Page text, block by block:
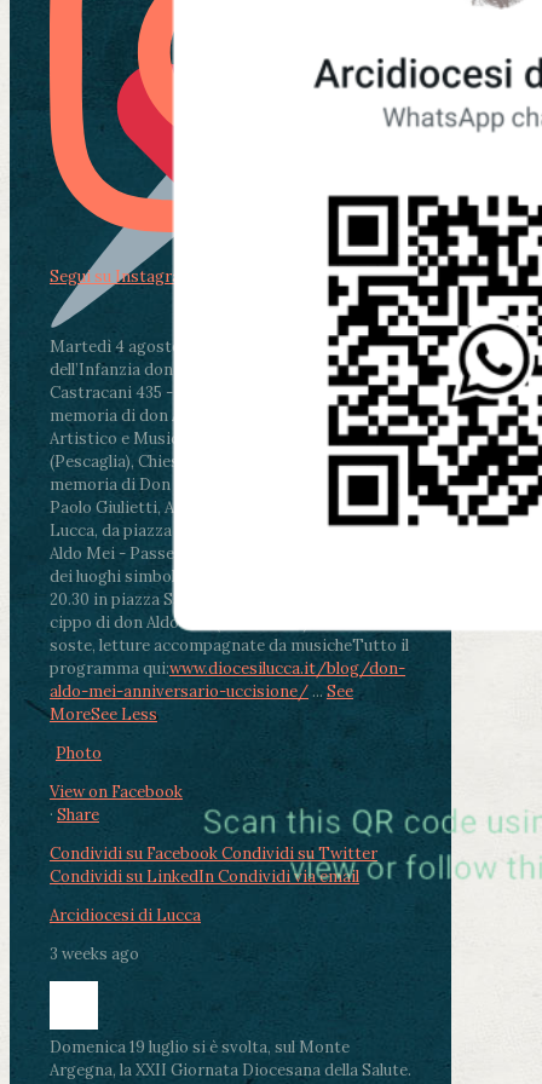
Martedì 4 agosto2026
ore 11:30 - Lucca, Scuola
dell’Infanzia don Aldo Mei - Viale Castruccio
Castracani 435 - Inaugurazione murales in
memoria di don Aldo Mei curato dal Liceo
Artistico e Musicale “Passaglia”
ore 18 - Fiano
(Pescaglia), Chiesa parrocchiale - Messa in
memoria di Don Aldo Mei celebrata da mons.
Paolo Giulietti, Arcivescovo di Lucca
ore 20.30 -
Lucca, da piazza San Michele al Cippo di don
Aldo Mei - Passeggiata della Memoria in alcuni
dei luoghi simbolo della città. Ritrovo alle ore
20.30 in piazza San Michele con conclusione al
cippo di don Aldo Mei (Porta Elisa). Durante le
soste, letture accompagnate da musicheTutto il
programma qui:www.diocesilucca.it/blog/don-
aldo-mei-anniversario-uccisione/... See
MoreSee Less
Photo
View on Facebook
· Share
Condividi su FacebookCondividi su Twitter
Condividi su LinkedInCondividi via email
Arcidiocesi di Lucca
3 weeks ago
Domenica 19 luglio si è svolta, sul Monte
Argegna, la XXII Giornata Diocesana della Salute.
Segui su Instagram